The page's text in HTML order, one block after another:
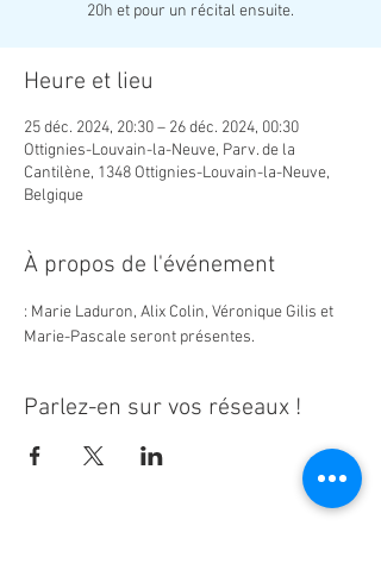
20h et pour un récital ensuite.
Heure et lieu
25 déc. 2024, 20:30 – 26 déc. 2024, 00:30
Ottignies-Louvain-la-Neuve, Parv. de la
Cantilène, 1348 Ottignies-Louvain-la-Neuve,
Belgique
À propos de l'événement
: Marie Laduron, Alix Colin, Véronique Gilis et
Marie-Pascale seront présentes.
Parlez-en sur vos réseaux !